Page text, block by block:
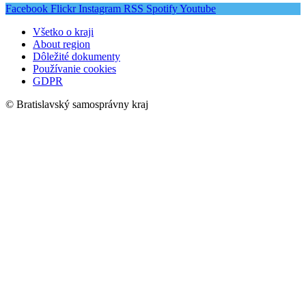
Facebook Flickr Instagram RSS SpotifyYoutube
Všetko o kraji
About region
Dôležité dokumenty
Používanie cookies
GDPR
© Bratislavský samosprávny kraj